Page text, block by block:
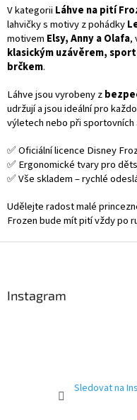
V kategorii Láhve na pití
lahvičky s motivy z pohádky
motivem Elsy, Anny a Olafa,
klasickým uzávěrem,
brčkem.
Láhve jsou vyrobeny z
udržují a jsou ideální pro
výletech nebo při sportovních
✅ Oficiální licence Disney
✅ Ergonomické tvary pro
✅ Vše skladem – rychlé
Udělejte radost malé
Frozen bude mít pití vždy po
Instagram
Sledovat na